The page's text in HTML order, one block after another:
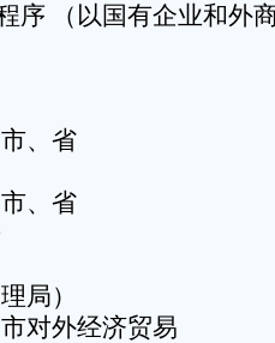
序 （以国有企业和外
、省
、省
局）
对外经济贸易